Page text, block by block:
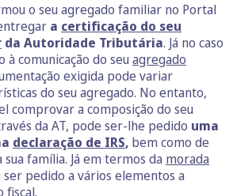
o seu agregado familiar no Portal
a certificação do seu
da Autoridade Tributária. Já no caso
comunicação do seu agregado
exigida pode variar
do seu agregado. No entanto,
comprovar a composição do seu
da AT, pode ser-lhe pedido uma
declaração de IRS, bem como de
família. Já em termos da morada
pedido a vários elementos a
fiscal.